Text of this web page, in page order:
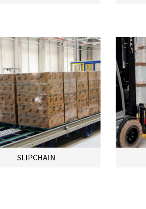
SLIPCHAIN